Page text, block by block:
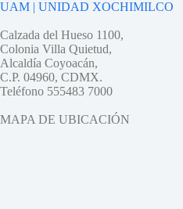
UAM | UNIDAD XOCHIMILCO
Calzada del Hueso 1100,
Colonia Villa Quietud,
Alcaldía Coyoacán,
C.P. 04960, CDMX.
Teléfono 555483 7000
MAPA DE UBICACIÓN